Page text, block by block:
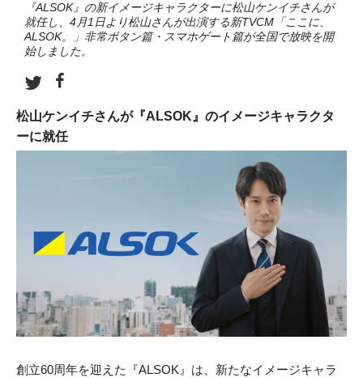
『ALSOK』の新イメージキャラクターに松山ケンイチさんが
就任し、4月1日より松山さんが出演する新TVCM「ここに、
ALSOK。」非常ボタン篇・スマホゲート篇が全国で放映を開
始しました。
松山ケンイチさんが『ALSOK』のイメージキャラクタ
ーに就任
創立60周年を迎えた『ALSOK』は、新たなイメージキャラ